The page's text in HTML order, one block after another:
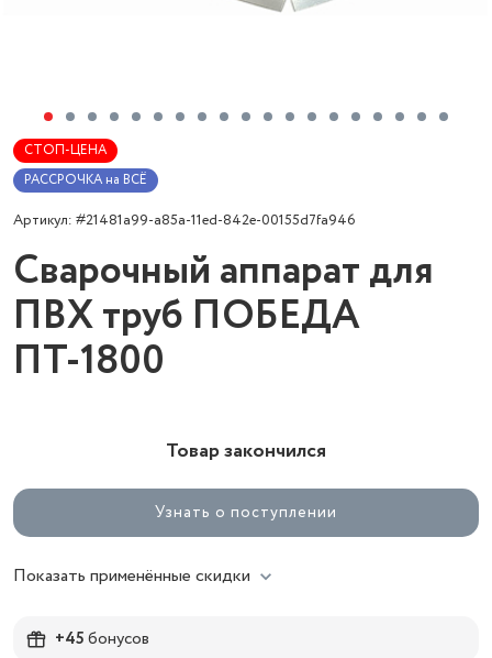
СТОП-ЦЕНА
РАССРОЧКА на ВСЁ
Артикул: #21481a99-a85a-11ed-842e-00155d7fa946
Сварочный аппарат для
ПВХ труб ПОБЕДА
ПТ-1800
Товар закончился
Узнать о поступлении
Показать применённые скидки
+45бонусов